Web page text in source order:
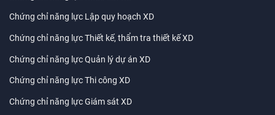
Chứng chỉ năng lực Lập quy hoạch XD
Chứng chỉ năng lực Thiết kế, thẩm tra thiết kế XD
Chứng chỉ năng lực Quản lý dự án XD
Chứng chỉ năng lực Thi công XD
Chứng chỉ năng lực Giám sát XD